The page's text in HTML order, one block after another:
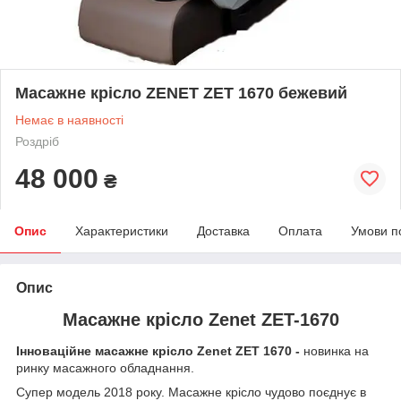
Масажне крісло ZENET ZET 1670 бежевий
Немає в наявності
Роздріб
48 000 ₴
Опис Характеристики Доставка Оплата Умови
Опис
Масажне крісло Zenet ZET-1670
Інноваційне масажне крісло Zenet ZET 1670 - новинка на
ринку масажного обладнання.
Супер модель 2018 року. Масажне крісло чудово поєднує в